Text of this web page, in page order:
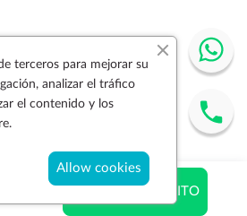
AÑADIR AL CARRITO
terceros para mejorar su
analizar el tráfico
el contenido y los
Allow cookies